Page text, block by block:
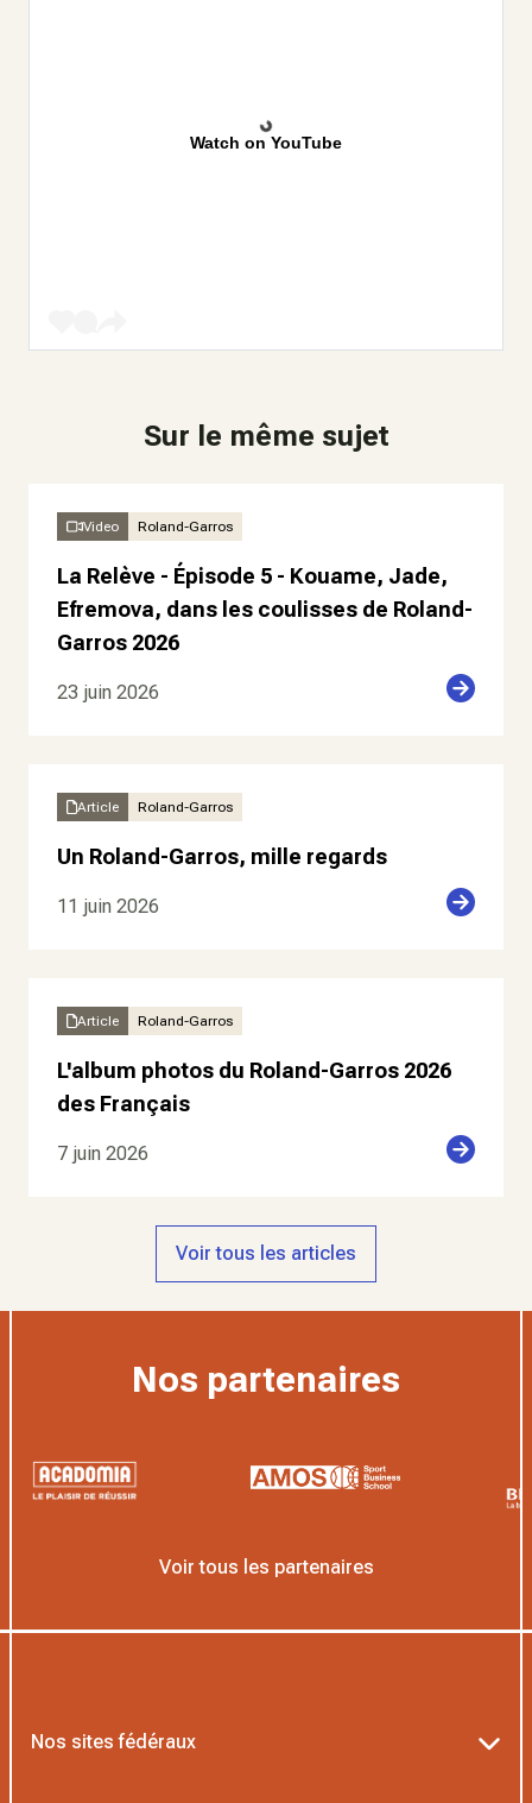
Watch on YouTube
Sur le même sujet
Video Roland-Garros
La Relève - Épisode 5 - Kouame, Jade,
Efremova, dans les coulisses de Roland-
Garros 2026
23 juin 2026
Article Roland-Garros
Un Roland-Garros, mille regards
11 juin 2026
Article Roland-Garros
L'album photos du Roland-Garros 2026
des Français
7 juin 2026
Voir tous les articles
Nos partenaires
Voir tous les partenaires
Nos sites fédéraux